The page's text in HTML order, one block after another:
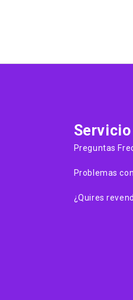
Preguntas
Problemas
¿Quires